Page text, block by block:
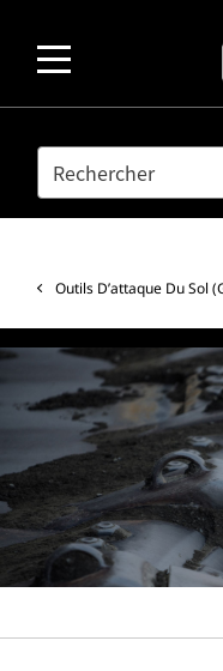
SEARCH
Outils D’attaque Du Sol